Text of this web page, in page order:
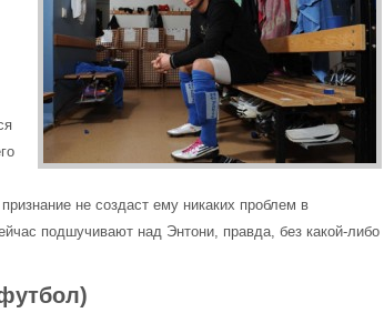
не создаст ему никаких проблем в
подшучивают над Энтони, правда, без какой-либо